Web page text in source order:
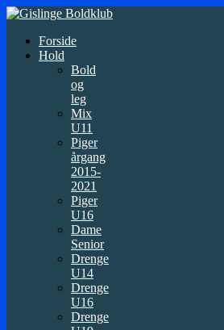
Forside
Hold
Bold
og
leg
Mix
U11
Piger
årgang
2015-
2021
Piger
U16
Dame
Senior
Drenge
U14
Drenge
U16
Drenge